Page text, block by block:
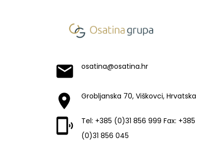
osatina@osatina.hr
Grobljanska 70, Viškovci, Hrvatska
Tel: +385 (0)31 856 999 Fax: +385
(0)31 856 045